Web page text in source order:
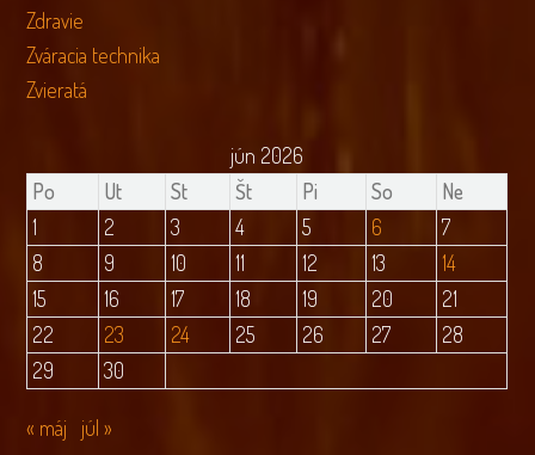
Zdravie
Zváracia technika
Zvieratá
jún 2026
Po
Ut St Št Pi So
Ne
1
2 3 4 5 6
7
8
9 10 11 12 13
14
15
16 17 18 19 20
21
22
23 24 25 26 27
28
29
30
« máj júl »